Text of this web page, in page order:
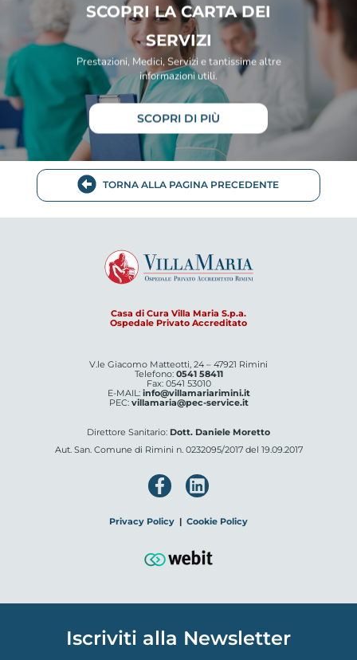
SCOPRI LA CARTA DEI
SERVIZI
Prestazioni, Medici, Servizi e tantissime altre
informazioni utili.
SCOPRI DI PIÙ
TORNA ALLA PAGINA PRECEDENTE
Casa di Cura Villa Maria S.p.a.
Ospedale Privato Accreditato
V.le Giacomo Matteotti, 24 – 47921 Rimini
Telefono: 0541 58411
Fax: 0541 53010
E-MAIL: info@villamariarimini.it
PEC: villamaria@pec-service.it
Direttore Sanitario: Dott. Daniele Moretto
Aut. San. Comune di Rimini n. 0232095/2017 del 19.09.2017
Privacy Policy | Cookie Policy
Iscriviti alla Newsletter